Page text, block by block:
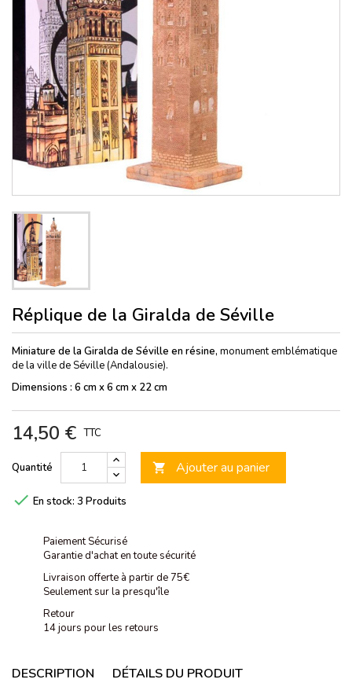
Réplique de la Giralda de Séville
Miniature de la Giralda de Séville en résine, monument emblématique
de la ville de Séville (Andalousie).
Dimensions : 6 cm x 6 cm x 22 cm
14,50 € TTC
Quantité  Ajouter au panier
 En stock: 3 Produits
Paiement Sécurisé
Garantie d'achat en toute sécurité
Livraison offerte à partir de 75€
Seulement sur la presqu'île
Retour
14 jours pour les retours
DESCRIPTION DÉTAILS DU PRODUIT